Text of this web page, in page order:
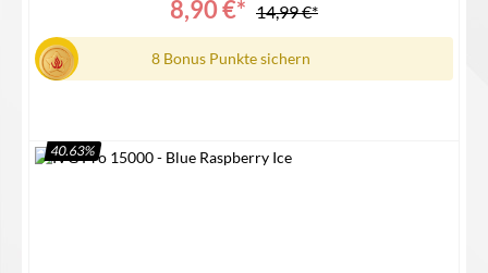
8,90 €* 14,99 €*
8 Bonus Punkte sichern
40.63%